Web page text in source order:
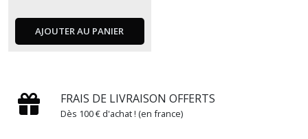
AJOUTER AU PANIER
FRAIS DE LIVRAISON OFFERTS
Dès 100 € d'achat ! (en france)